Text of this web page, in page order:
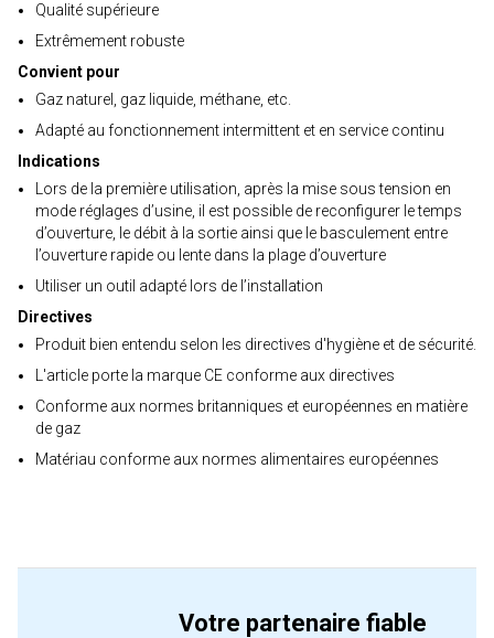
Qualité supérieure
Extrêmement robuste
Convient pour
Gaz naturel, gaz liquide, méthane, etc.
Adapté au fonctionnement intermittent et en service continu
Indications
Lors de la première utilisation, après la mise sous tension en
mode réglages d’usine, il est possible de reconfigurer le temps
d’ouverture, le débit à la sortie ainsi que le basculement entre
l’ouverture rapide ou lente dans la plage d’ouverture
Utiliser un outil adapté lors de l’installation
Directives
Produit bien entendu selon les directives d'hygiène et de sécurité.
L'article porte la marque CE conforme aux directives
Conforme aux normes britanniques et européennes en matière
de gaz
Matériau conforme aux normes alimentaires européennes
Votre partenaire fiable